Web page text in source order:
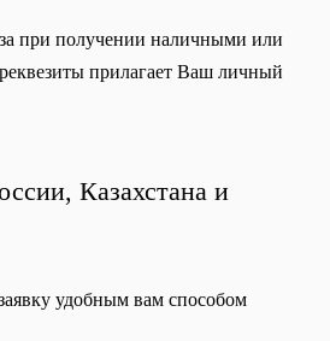
при получении наличными или
прилагает Ваш личный
Казахстана и
удобным вам способом